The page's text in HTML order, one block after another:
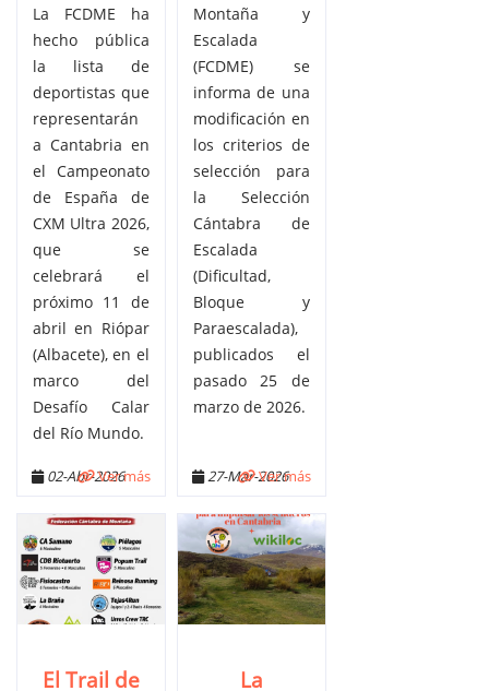
La FCDME ha
hecho pública
la lista de
deportistas que
representarán
a Cantabria en
el Campeonato
de España de
CXM Ultra 2026,
que se
celebrará el
próximo 11 de
abril en Riópar
(Albacete), en el
marco del
Desafío Calar
del Río Mundo.
02-Abr-2026Ver más
Montaña y
Escalada
(FCDME) se
informa de una
modificación en
los criterios de
selección para
la Selección
Cántabra de
Escalada
(Dificultad,
Bloque y
Paraescalada),
publicados el
pasado 25 de
marzo de 2026.
27-Mar-2026
Ver más
El Trail de La